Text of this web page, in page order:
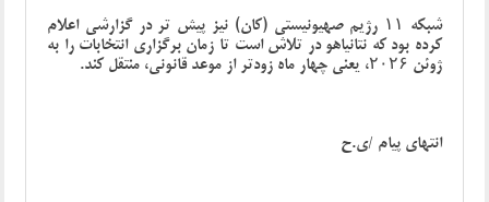
شبکه ۱۱ رژیم صهیونیستی (کان) نیز پیش تر در گزارشی اعلام
کرده بود که نتانیاهو در تلاش است تا زمان برگزاری انتخابات را به
ژوئن ۲۰۲۶، یعنی چهار ماه زودتر از موعد قانونی، منتقل کند.
انتهای پیام /ی.ح